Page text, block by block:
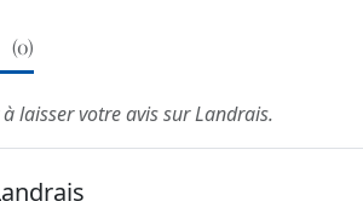
(0)
laisser votre avis sur Landrais.